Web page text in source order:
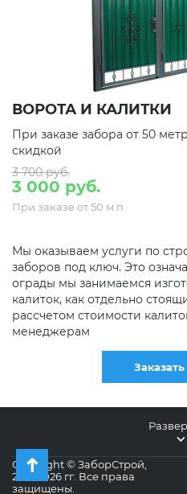
ВОРОТА И КАЛИТКИ
При заказе забора от 50
скидкой
3 700 руб.
3 000 руб.
При заказе от 50 м.п.
Мы оказываем услуги по
заборов под ключ. Это
ограды мы занимаемся
калиток, как отдельно
рассчетом стоимости
менеджерам
Copyright © ЗаборСтрой,
2011-2026 гг. Все права
защищены.